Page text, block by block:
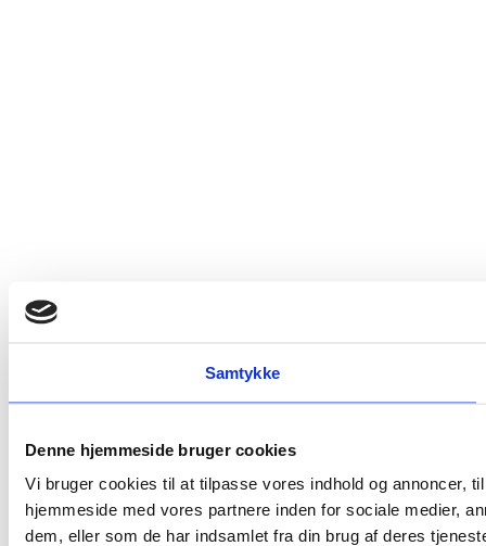
Samtykke
Denne hjemmeside bruger cookies
Vi bruger cookies til at tilpasse vores indhold og annoncer,
hjemmeside med vores partnere inden for sociale medier,
dem, eller som de har indsamlet fra din brug af deres